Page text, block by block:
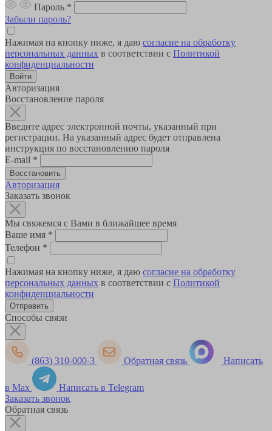
Пароль *
Забыли пароль?
Нажимая на кнопку ниже, я даю согласие на обработку
персональных данных в соответствии с Политикой
конфиденциальности
Авторизация
Восстановление пароля
Введите адрес электронной почты, указанный при
регистрации. На указанный адрес будет отправлена
инструкция по восстановлению пароля
E-mail *
Авторизация
Заказать звонок
Мы свяжемся с Вами в ближайшее время
Ваше имя *
Телефон *
Нажимая на кнопку ниже, я даю согласие на обработку
персональных данных в соответствии с Политикой
конфиденциальности
Способы связи
(863) 310-000-3 Обратная связь Написать
в Max
Написать в Telegram
Заказать звонок
Обратная связь